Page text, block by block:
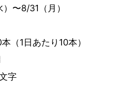
〜8/31（月）
（1日あたり10本）
字